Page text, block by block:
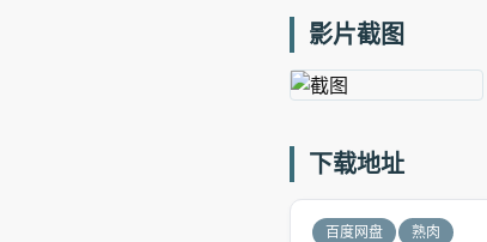
影片截图
下载地址
百度网盘 熟肉